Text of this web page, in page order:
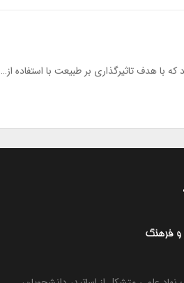
با هدف تاثیرگذاری بر طبیعت با استفاده از…